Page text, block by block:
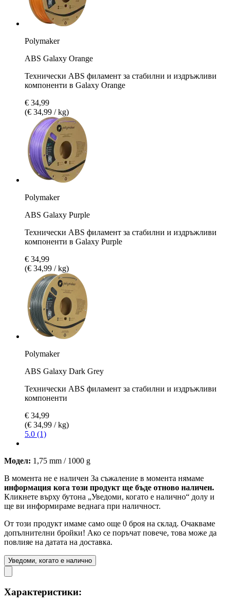
Polymaker
ABS Galaxy Orange
Технически ABS филамент за стабилни и издръжливи
компоненти в Galaxy Orange
€ 34,99
(€ 34,99 / kg)
Polymaker
ABS Galaxy Purple
Технически ABS филамент за стабилни и издръжливи
компоненти в Galaxy Purple
€ 34,99
(€ 34,99 / kg)
Polymaker
ABS Galaxy Dark Grey
Технически ABS филамент за стабилни и издръжливи
компоненти
€ 34,99
(€ 34,99 / kg)
5.0 (1)
Модел: 1,75 mm / 1000 g
В момента не е наличен За съжаление в момента нямаме
информация кога този продукт ще бъде отново наличен.
Кликнете върху бутона „Уведоми, когато е налично“ долу и
ще ви информираме веднага при наличност.
От този продукт имаме само още 0 броя на склад. Очакваме
допълнителни бройки! Ако се поръчат повече, това може да
повлияе на датата на доставка.
Уведоми, когато е налично
Характеристики: